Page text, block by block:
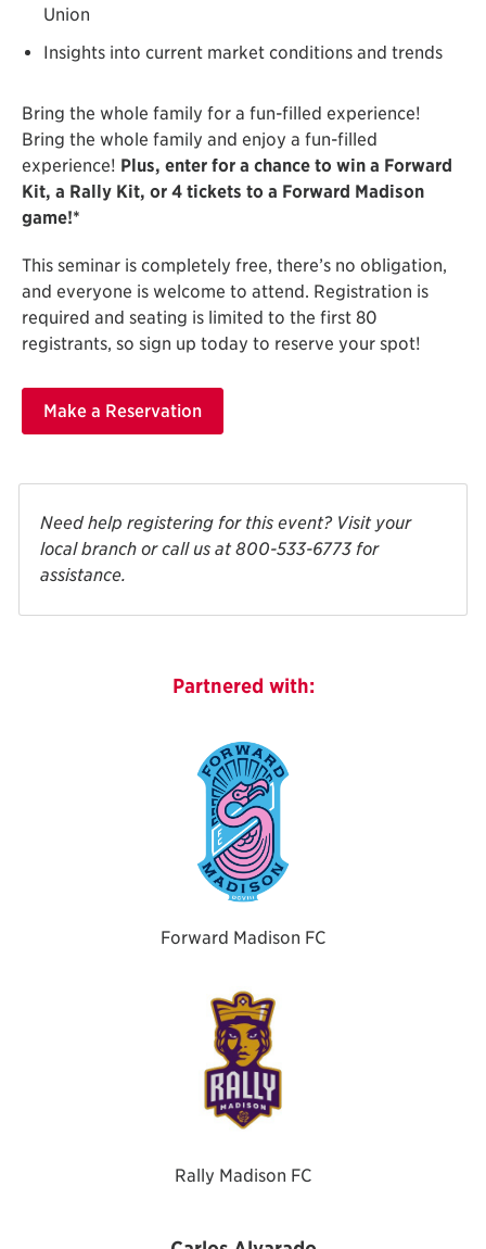
Union
Insights into current market conditions and trends
Bring the whole family for a fun-filled experience!
Bring the whole family and enjoy a fun-filled
experience! Plus, enter for a chance to win a Forward
Kit, a Rally Kit, or 4 tickets to a Forward Madison
game!*
This seminar is completely free, there’s no obligation,
and everyone is welcome to attend. Registration is
required and seating is limited to the first 80
registrants, so sign up today to reserve your spot!
Make a Reservation
Need help registering for this event? Visit your
local branch or call us at 800-533-6773 for
assistance.
Partnered with:
Forward Madison FC
Rally Madison FC